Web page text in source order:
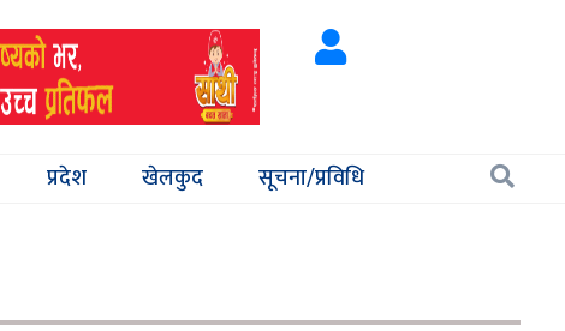
प्रदेश खेलकुद सूचना/प्रविधि